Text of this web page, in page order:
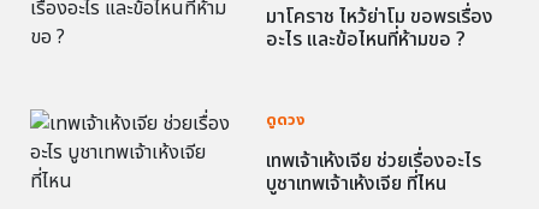
มาโคราช ไหว้ย่าโม ขอพรเรื่อง
อะไร และข้อไหนที่ห้ามขอ ?
ดูดวง
เทพเจ้าเห้งเจีย ช่วยเรื่องอะไร
บูชาเทพเจ้าเห้งเจีย ที่ไหน